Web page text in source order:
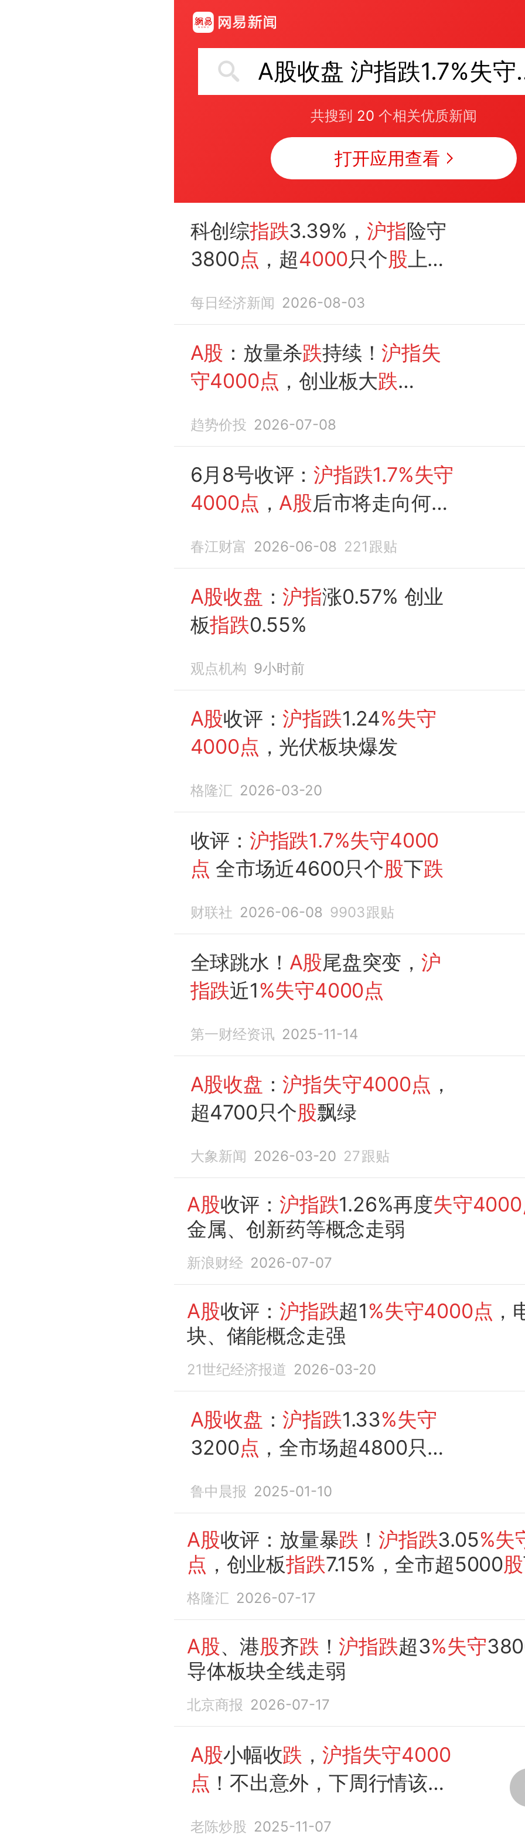
A股收
共搜到 20 个相关优质新闻
打开应用查看
科创综指跌3.39%，沪指险守
3800点 ，超4000只个股 上
半导体产业链下挫，兆易创新
跌停｜A股收盘
每日经济新闻 2026-08-03
A股 ：放量杀跌持续！沪指失
守4000点 ，创业板大跌
趋势价投 2026-07-08
6月8号收评：沪指跌1.7%失守
4000点 ， A股后市将走向何
春江财富 2026-06-08 221 跟贴
A股收盘 ：沪指涨0.57% 创业
板指跌0.55%
观点机构 9小时前
A股收评：沪指跌1.24%失守
4000点 ，光伏板块爆发
格隆汇 2026-03-20
收评： 沪指跌1.7%失守4000
点 全市场近4600只个股下跌
财联社 2026-06-08 9903跟贴
全球跳水！ A股尾盘突变，沪
指跌近1%失守4000点
第一财经资讯 2025-11-14
A股收盘 ：沪指失守4000点 ，
超4700只个股飘绿
大象新闻 2026-03-20 27 跟贴
A股收评： 沪指跌1.26%再度失守4000
金属、创新药等概念走弱
新浪财经 2026-07-07
A股收评： 沪指跌超1%失守4000点 ，
块、储能概念走强
21世纪经济报道 2026-03-20
A股收盘 ：沪指跌1.33%失守
3200点 ，全市场超4800只个
鲁中晨报 2025-01-10
A股收评：放量暴跌 ！ 沪指跌3.05%失
点 ，创业板指跌7.15%，全市超5000股
格隆汇 2026-07-17
A股、港股齐跌 ！沪指跌超3%失守
导体板块全线走弱
北京商报 2026-07-17
A股小幅收跌 ，沪指失守4000
点 ！不出意外，下周行情该这
老陈炒股 2025-11-07